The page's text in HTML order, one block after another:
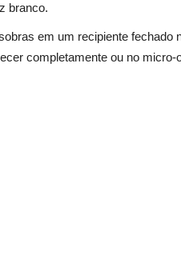
branco.
em um recipiente fechado
completamente ou no micro-